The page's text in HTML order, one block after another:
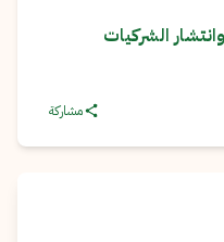
الشركيات
مشاركة